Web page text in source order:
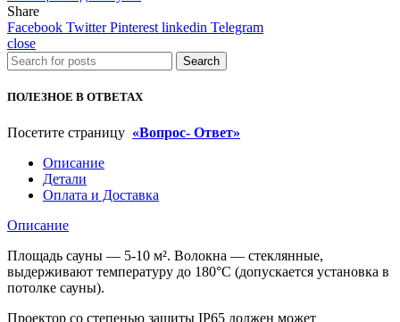
Share
Facebook Twitter Pinterest linkedin Telegram
close
Search
ПОЛЕЗНОЕ В ОТВЕТАХ
Посетите страницу «Вопрос- Ответ»
Описание
Детали
Оплата и Доставка
Описание
Площадь сауны — 5-10 м². Волокна — стеклянные,
выдерживают температуру до 180°C (допускается установка в
потолке сауны).
Проектор со степенью защиты IP65 должен может